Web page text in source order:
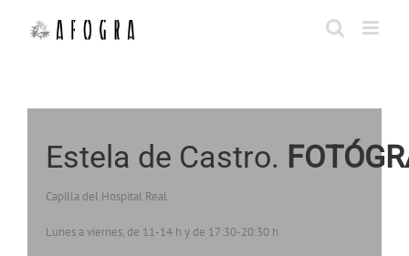
contenido
Estela de Castro.
Capilla del Hospital Real
Lunes a viernes, de 11-14 h y de 17:30-20:30 h